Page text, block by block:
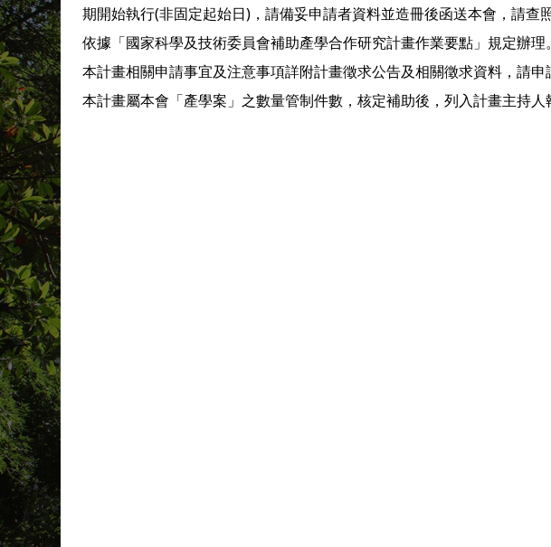
期開始執行(非固定起始日)，請備妥申請者資料並造冊後函送本會，請查照
依據「國家科學及技術委員會補助產學合作研究計畫作業要點」規定辦理。
本計畫相關申請事宜及注意事項詳附計畫徵求公告及相關徵求資料，請申
本計畫屬本會「產學案」之數量管制件數，核定補助後，列入計畫主持人